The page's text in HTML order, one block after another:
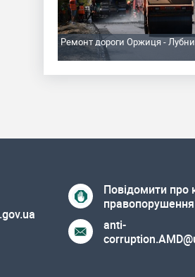
Ремонт дороги Оржиця - Лубни
Повідомити про
правопорушення
anti-